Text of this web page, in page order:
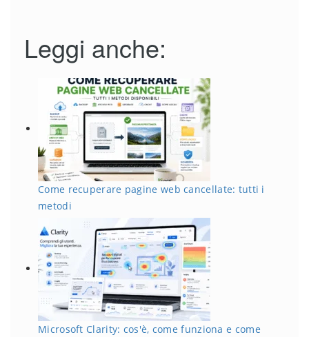
Leggi anche:
Come recuperare pagine web cancellate: tutti i
metodi
Microsoft Clarity: cos'è, come funziona e come